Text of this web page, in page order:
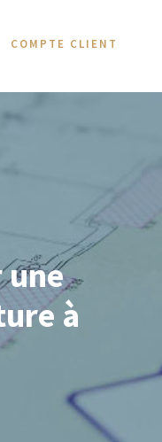
COMPTE CLIENT
une
à